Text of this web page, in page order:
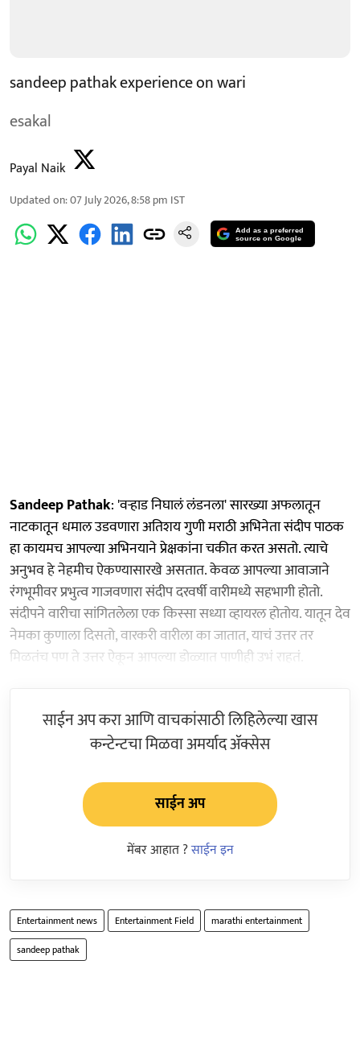
sandeep pathak experience on wari
esakal
Payal Naik
Updated on:07 July 2026, 8:58 pm IST
Add as a preferred
source on Google
Sandeep Pathak: 'वऱ्हाड निघालं लंडनला' सारख्या अफलातून
नाटकातून धमाल उडवणारा अतिशय गुणी मराठी अभिनेता संदीप पाठक
हा कायमच आपल्या अभिनयाने प्रेक्षकांना चकीत करत असतो. त्याचे
अनुभव हे नेहमीच ऐकण्यासारखे असतात. केवळ आपल्या आवाजाने
रंगभूमीवर प्रभुत्व गाजवणारा संदीप दरवर्षी वारीमध्ये सहभागी होतो.
संदीपने वारीचा सांगितलेला एक किस्सा सध्या व्हायरल होतोय. यातून देव
नेमका कुणाला दिसतो, वारकरी वारीला का जातात, याचं उत्तर तर
मिळतंच पण ते उत्तर ऐकून आपल्या डोळ्यात पाणीही उभं राहतं.
साईन अप करा आणि वाचकांसाठी लिहिलेल्या खास
कन्टेन्टचा मिळवा अमर्याद ॲक्सेस
साईन अप
मेंबर आहात ?साईन इन
Entertainment news Entertainment Field
marathi entertainment
sandeep pathak